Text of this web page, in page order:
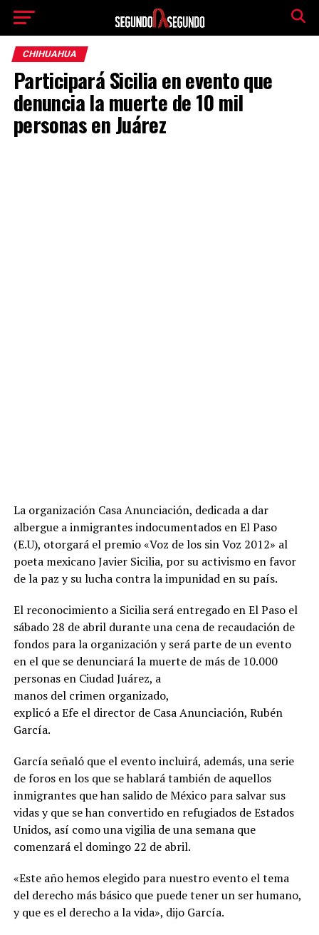
CHIHUAHUA
Participará Sicilia en evento que
denuncia la muerte de 10 mil
personas en Juárez
La organización Casa Anunciación, dedicada a dar
albergue a inmigrantes indocumentados en El Paso
(E.U), otorgará el premio «Voz de los sin Voz 2012» al
poeta mexicano Javier Sicilia, por su activismo en favor
de la paz y su lucha contra la impunidad en su país.
El reconocimiento a Sicilia será entregado en El Paso el
sábado 28 de abril durante una cena de recaudación de
fondos para la organización y será parte de un evento
en el que se denunciará la muerte de más de 10.000
personas en Ciudad Juárez, a
manos del crimen organizado,
explicó a Efe el director de Casa Anunciación, Rubén
García.
García señaló que el evento incluirá, además, una serie
de foros en los que se hablará también de aquellos
inmigrantes que han salido de México para salvar sus
vidas y que se han convertido en refugiados de Estados
Unidos, así como una vigilia de una semana que
comenzará el domingo 22 de abril.
«Este año hemos elegido para nuestro evento el tema
del derecho más básico que puede tener un ser humano,
y que es el derecho a la vida», dijo García.